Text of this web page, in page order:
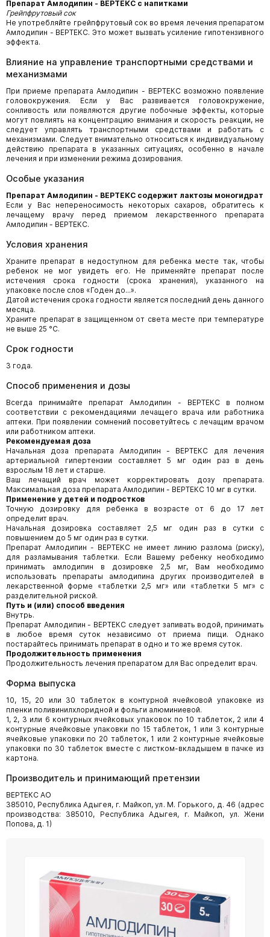
Препарат Амлодипин - ВЕРТЕКС с напитками
Грейпфрутовый сок
Не употребляйте грейпфрутовый сок во время лечения препаратом
Амлодипин - ВЕРТЕКС. Это может вызвать усиление гипотензивного
эффекта.
Влияние на управление транспортными средствами и
механизмами
При приеме препарата Амлодипин - ВЕРТЕКС возможно появление
головокружения. Если у Вас развивается головокружение,
сонливость или появляются другие побочные эффекты, которые
могут повлиять на концентрацию внимания и скорость реакции, не
следует управлять транспортными средствами и работать с
механизмами. Следует внимательно относиться к индивидуальному
действию препарата в указанных ситуациях, особенно в начале
лечения и при изменении режима дозирования.
Особые указания
Препарат Амлодипин - ВЕРТЕКС содержит лактозы моногидрат
Если у Вас непереносимость некоторых сахаров, обратитесь к
лечащему врачу перед приемом лекарственного препарата
Амлодипин - ВЕРТЕКС.
Условия хранения
Храните препарат в недоступном для ребенка месте так, чтобы
ребенок не мог увидеть его. Не применяйте препарат после
истечения срока годности (срока хранения), указанного на
упаковке после слов «Годен до...».
Датой истечения срока годности является последний день данного
месяца.
Храните препарат в защищенном от света месте при температуре
не выше 25 °С.
Срок годности
3 года.
Способ применения и дозы
Всегда принимайте препарат Амлодипин - ВЕРТЕКС в полном
соответствии с рекомендациями лечащего врача или работника
аптеки. При появлении сомнений посоветуйтесь с лечащим врачом
или работником аптеки.
Рекомендуемая доза
Начальная доза препарата Амлодипин - ВЕРТЕКС для лечения
артериальной гипертензии составляет 5 мг один раз в день
взрослым 18 лет и старше.
Ваш лечащий врач может корректировать дозу препарата.
Максимальная доза препарата Амлодипин - ВЕРТЕКС 10 мг в сутки.
Применение у детей и подростков
Точную дозировку для ребенка в возрасте от 6 до 17 лет
определит врач.
Начальная дозировка составляет 2,5 мг один раз в сутки с
повышением до 5 мг один раз в сутки.
Препарат Амлодипин - ВЕРТЕКС не имеет линию разлома (риску),
для разламывания таблетки. Если Вашему ребенку необходимо
принимать амлодипин в дозировке 2,5 мг, Вам необходимо
использовать препараты амлодипина других производителей в
лекарственной форме «таблетки 2,5 мг» или «таблетки 5 мг» с
разделительной риской.
Путь и (или) способ введения
Внутрь.
Препарат Амлодипин - ВЕРТЕКС следует запивать водой, принимать
в любое время суток независимо от приема пищи. Однако
постарайтесь принимать препарат в одно и то же время суток.
Продолжительность применения
Продолжительность лечения препаратом для Вас определит врач.
Форма выпуска
10, 15, 20 или 30 таблеток в контурной ячейковой упаковке из
пленки поливинилхлоридной и фольги алюминиевой.
1, 2, 3 или 6 контурных ячейковых упаковок по 10 таблеток, 2 или 4
контурные ячейковые упаковки по 15 таблеток, 1 или 3 контурные
ячейковые упаковки по 20 таблеток, 1 или 2 контурные ячейковые
упаковки по 30 таблеток вместе с листком-вкладышем в пачке из
картона.
Производитель и принимающий претензии
ВЕРТЕКС АО
385010, Республика Адыгея, г. Майкоп, ул. М. Горького, д. 46 (адрес
производства: 385010, Республика Адыгея, г. Майкоп, ул. Жени
Попова, д. 1)